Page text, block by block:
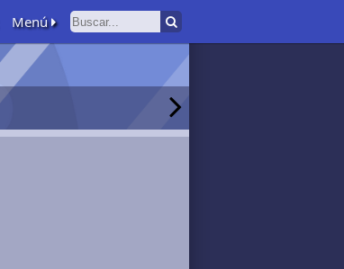
Menú